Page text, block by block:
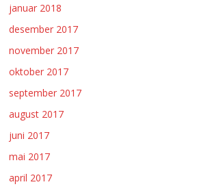
januar 2018
desember 2017
november 2017
oktober 2017
september 2017
august 2017
juni 2017
mai 2017
april 2017